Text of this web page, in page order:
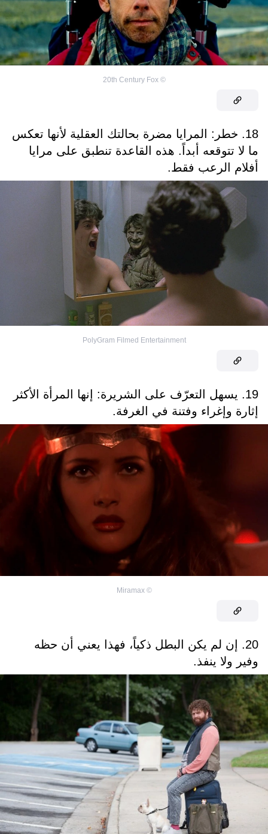
©
20th Century Fox
18. خطر: المرايا مضرة بحالتك العقلية لأنها تعكس
ما لا تتوقعه أبداً. هذه القاعدة تنطبق على مرايا
أفلام الرعب فقط.
PolyGram Filmed Entertainment
19. يسهل التعرّف على الشريرة: إنها المرأة الأكثر
إثارة وإغراء وفتنة في الغرفة.
©
Miramax
20. إن لم يكن البطل ذكياً، فهذا يعني أن حظه
وفير ولا ينفذ.